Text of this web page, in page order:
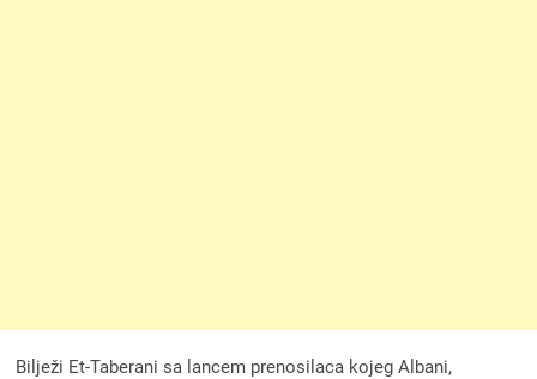
Bilježi Et-Taberani sa lancem prenosilaca kojeg Albani,